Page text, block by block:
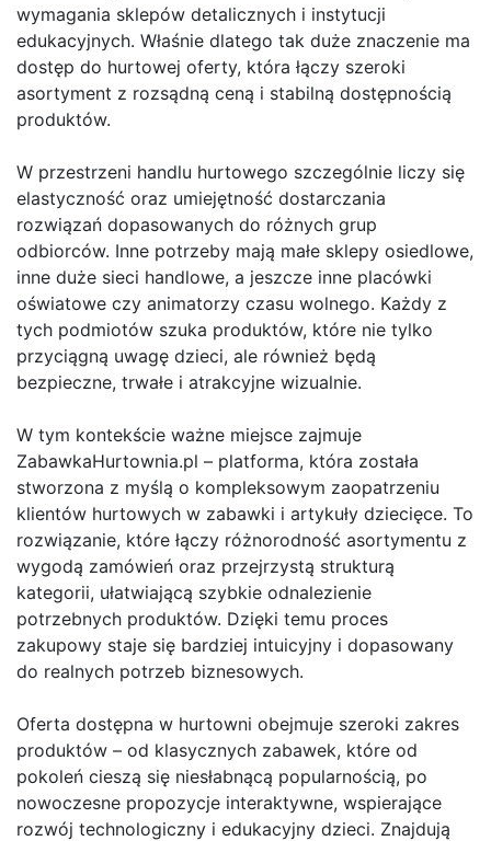
wymagania sklepów detalicznych i instytucji
edukacyjnych. Właśnie dlatego tak duże znaczenie ma
dostęp do hurtowej oferty, która łączy szeroki
asortyment z rozsądną ceną i stabilną dostępnością
produktów.
W przestrzeni handlu hurtowego szczególnie liczy się
elastyczność oraz umiejętność dostarczania
rozwiązań dopasowanych do różnych grup
odbiorców. Inne potrzeby mają małe sklepy osiedlowe,
inne duże sieci handlowe, a jeszcze inne placówki
oświatowe czy animatorzy czasu wolnego. Każdy z
tych podmiotów szuka produktów, które nie tylko
przyciągną uwagę dzieci, ale również będą
bezpieczne, trwałe i atrakcyjne wizualnie.
W tym kontekście ważne miejsce zajmuje
ZabawkaHurtownia.pl – platforma, która została
stworzona z myślą o kompleksowym zaopatrzeniu
klientów hurtowych w zabawki i artykuły dziecięce. To
rozwiązanie, które łączy różnorodność asortymentu z
wygodą zamówień oraz przejrzystą strukturą
kategorii, ułatwiającą szybkie odnalezienie
potrzebnych produktów. Dzięki temu proces
zakupowy staje się bardziej intuicyjny i dopasowany
do realnych potrzeb biznesowych.
Oferta dostępna w hurtowni obejmuje szeroki zakres
produktów – od klasycznych zabawek, które od
pokoleń cieszą się niesłabnącą popularnością, po
nowoczesne propozycje interaktywne, wspierające
rozwój technologiczny i edukacyjny dzieci. Znajdują